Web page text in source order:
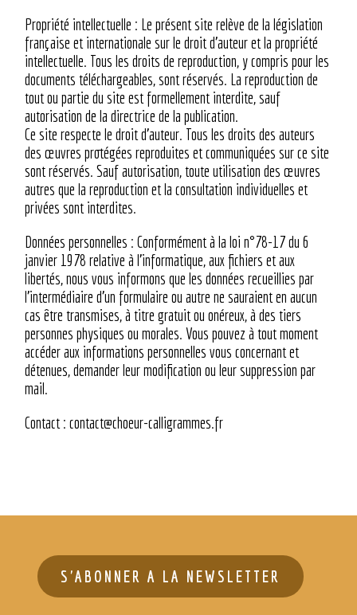
Propriété intellectuelle : Le présent site relève de la législation
française et internationale sur le droit d’auteur et la propriété
intellectuelle. Tous les droits de reproduction, y compris pour les
documents téléchargeables, sont réservés. La reproduction de
tout ou partie du site est formellement interdite, sauf
autorisation de la directrice de la publication.
Ce site respecte le droit d’auteur. Tous les droits des auteurs
des œuvres protégées reproduites et communiquées sur ce site
sont réservés. Sauf autorisation, toute utilisation des œuvres
autres que la reproduction et la consultation individuelles et
privées sont interdites.
Données personnelles : Conformément à la loi n°78-17 du 6
janvier 1978 relative à l’informatique, aux fichiers et aux
libertés, nous vous informons que les données recueillies par
l’intermédiaire d’un formulaire ou autre ne sauraient en aucun
cas être transmises, à titre gratuit ou onéreux, à des tiers
personnes physiques ou morales. Vous pouvez à tout moment
accéder aux informations personnelles vous concernant et
détenues, demander leur modification ou leur suppression par
mail.
Contact : contact@choeur-calligrammes.fr
S'ABONNER A LA NEWSLETTER